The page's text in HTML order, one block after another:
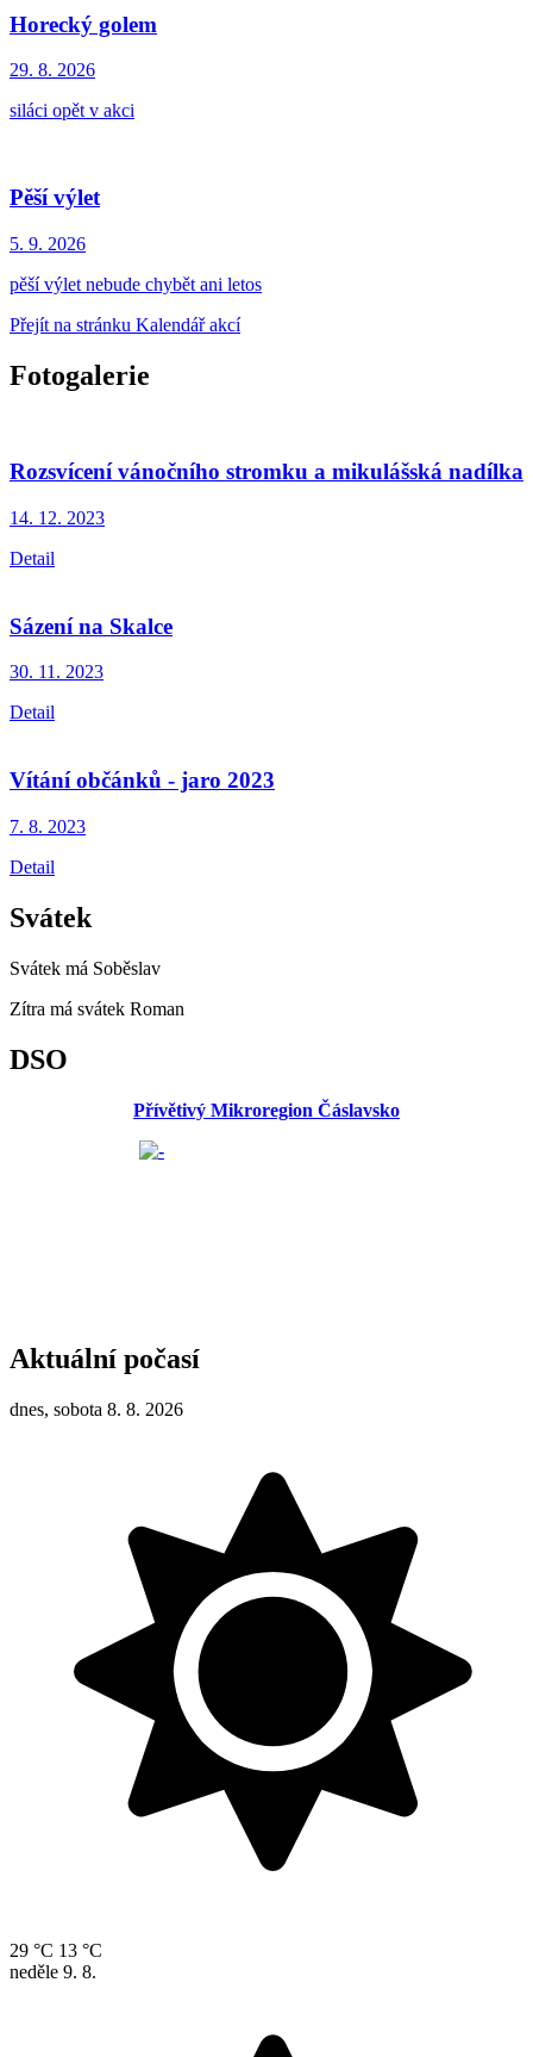
Horecký golem
29. 8. 2026
siláci opět v akci
Pěší výlet
5. 9. 2026
pěší výlet nebude chybět ani letos
Přejít na stránku Kalendář akcí
Fotogalerie
Rozsvícení vánočního stromku a mikulášská nadílka
14. 12. 2023
Detail
Sázení na Skalce
30. 11. 2023
Detail
Vítání občánků - jaro 2023
7. 8. 2023
Detail
Svátek
Svátek má Soběslav
Zítra má svátek Roman
DSO
Přívětivý Mikroregion Čáslavsko
Aktuální počasí
dnes, sobota 8. 8. 2026
29 °C 13 °C
neděle 9. 8.